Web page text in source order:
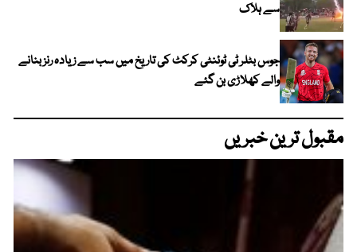
سے ہلاک
جوس بٹلر ٹی ٹوئنٹی کرکٹ کی تاریخ میں سب سے زیادہ رنز بنانے
والے کھلاڑی بن گئے
مقبول ترین خبریں